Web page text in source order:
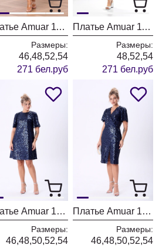
Платье Amuar 1105 черный
Размеры:
46,48,52,54
271 бел.руб
Платье Amuar 1105 коричневый
Размеры:
48,52,54
271 бел.руб
Платье Amuar 1094
Размеры:
46,48,50,52,54
Платье Amuar 1088
Размеры:
46,48,50,52,54